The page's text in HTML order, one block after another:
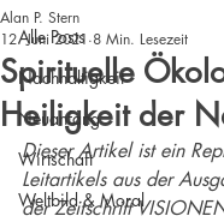
Alle Posts
Nachhaltigkeit
Neuanfang
Wirtschaft
Weltbild & Moral
Spirituelle
Heiligkeit der
Alan P. Stern
12. Juni 2021 8 Min. Lesezeit
Dieser Artikel ist ein
Leitartikels aus der
der Zeitschrift